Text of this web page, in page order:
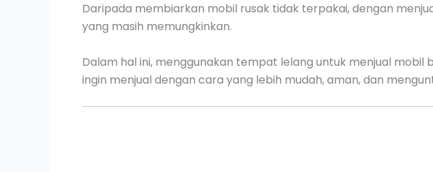
Daripada membiarkan mobil rusak tidak terpakai, dengan
yang masih memungkinkan.
Dalam hal ini, menggunakan tempat lelang untuk menjual
ingin menjual dengan cara yang lebih mudah, aman, dan